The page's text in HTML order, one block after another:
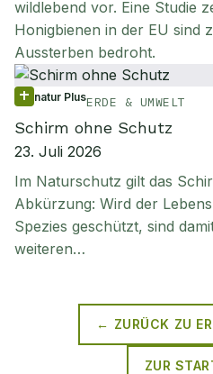
wildlebend vor. Eine Studie
Honigbienen in der EU sind
Aussterben bedroht.
natur PlusERDE & UMWELT
Schirm ohne Schutz
23. Juli 2026
Im Naturschutz gilt das
Abkürzung: Wird der
Spezies geschützt, sind
weiteren…
← ZURÜCK ZU
ZUR